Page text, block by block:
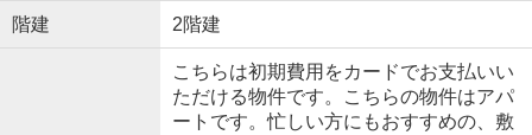
階建 2階建
こちらは初期費用をカードでお支払いい
ただける物件です。こちらの物件はアパ
ートです。忙しい方にもおすすめの、敷